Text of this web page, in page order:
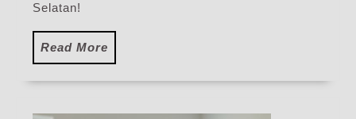
Selatan!
Read More
More